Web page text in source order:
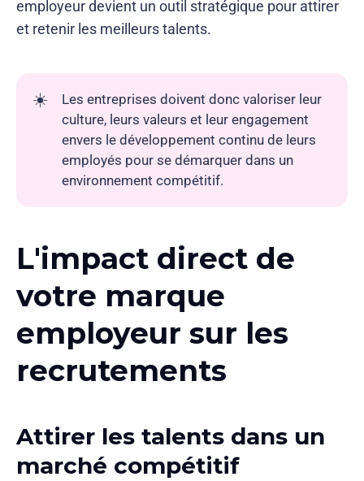
employeur devient un outil stratégique pour attirer
et retenir les meilleurs talents.
☀️
Les entreprises doivent donc valoriser leur
culture, leurs valeurs et leur engagement
envers le développement continu de leurs
employés pour se démarquer dans un
environnement compétitif.
L'impact direct de
votre marque
employeur sur les
recrutements
Attirer les talents dans un
marché compétitif